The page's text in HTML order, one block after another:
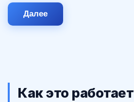
Далее
Как это работает